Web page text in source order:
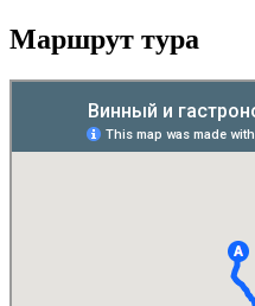
Маршрут тура